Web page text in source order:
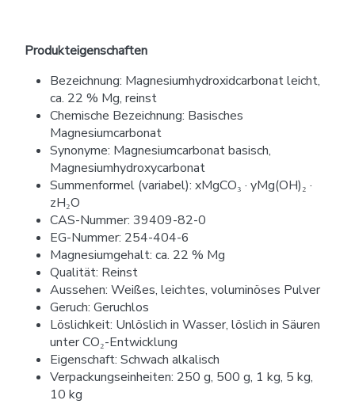
Produkteigenschaften
Bezeichnung: Magnesiumhydroxidcarbonat leicht,
ca. 22 % Mg, reinst
Chemische Bezeichnung: Basisches
Magnesiumcarbonat
Synonyme: Magnesiumcarbonat basisch,
Magnesiumhydroxycarbonat
Summenformel (variabel): xMgCO₃ · yMg(OH)₂ ·
zH₂O
CAS-Nummer: 39409-82-0
EG-Nummer: 254-404-6
Magnesiumgehalt: ca. 22 % Mg
Qualität: Reinst
Aussehen: Weißes, leichtes, voluminöses Pulver
Geruch: Geruchlos
Löslichkeit: Unlöslich in Wasser, löslich in Säuren
unter CO₂-Entwicklung
Eigenschaft: Schwach alkalisch
Verpackungseinheiten: 250 g, 500 g, 1 kg, 5 kg,
10 kg